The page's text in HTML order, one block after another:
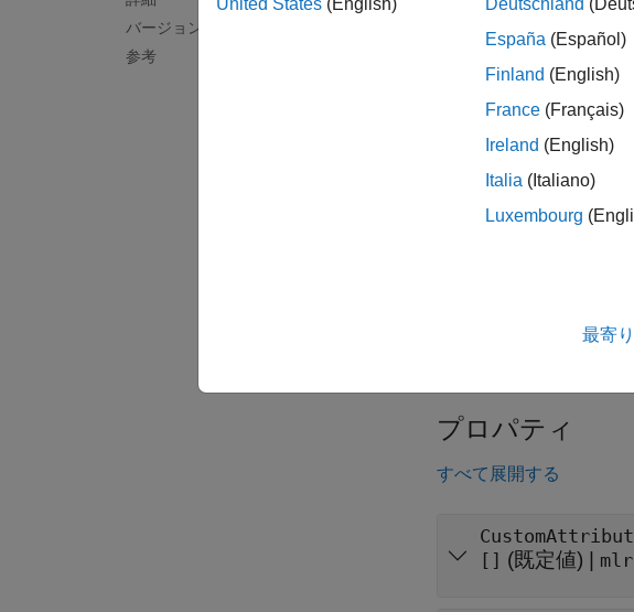
バージョン履歴
参考
unorderedListObj=
unorderedListObj =
入力引数
順序
double の配列 |
プロパティ
すべて展開する
[] (既定値) |
United States (English)
Deutschland
España (Español)
Finland (English)
France (Français)
Ireland (English)
Italia (Italiano)
Luxembourg
最寄